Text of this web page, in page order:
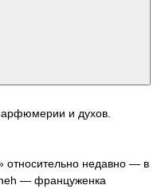
и духов.
относительно недавно — в
— француженка